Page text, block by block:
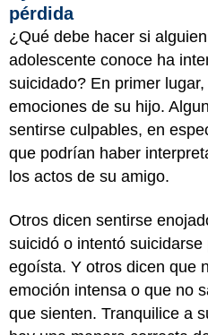
pérdida
¿Qué debe hacer si
adolescente conoce ha
suicidado? En primer
emociones de su hijo.
sentirse culpables, en
que podrían haber
los actos de su amigo.
Otros dicen sentirse
suicidó o intentó
egoísta. Y otros dicen que
emoción intensa o que no
que sienten. Tranquilice a